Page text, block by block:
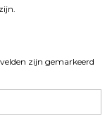
velden zijn gemarkeerd